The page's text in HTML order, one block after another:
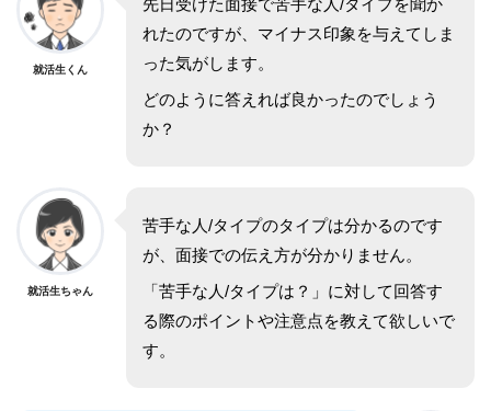
就活生くん
先日受けた面接で苦手な人/タイプを聞か
れたのですが、マイナス印象を与えてしま
った気がします。
どのように答えれば良かったのでしょう
か？
就活生ちゃん
苦手な人/タイプのタイプは分かるのです
が、面接での伝え方が分かりません。
「苦手な人/タイプは？」に対して回答す
る際のポイントや注意点を教えて欲しいで
す。